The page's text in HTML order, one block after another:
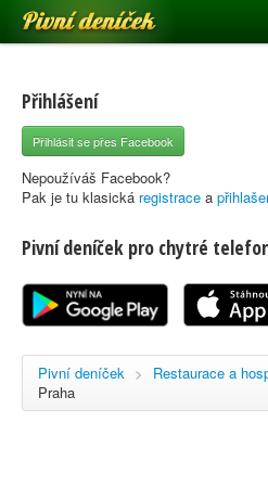
Pivní deníček
Pivní mapa
Pivní značky
Nápověda
Registrace
Přihlášení
Přihlásit se přes Facebook
Nepoužíváš Facebook?
Pak je tu klasická registrace a
Pivní deníček pro chytré
Pivní deníček > Restaurace a
Praha